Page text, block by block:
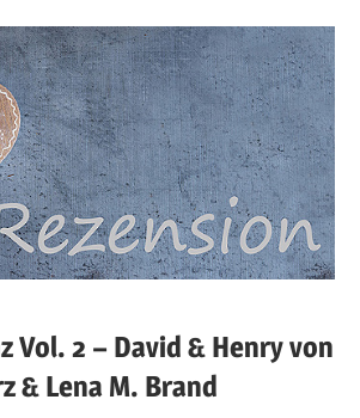
Vol. 2 – David & Henry von
& Lena M. Brand